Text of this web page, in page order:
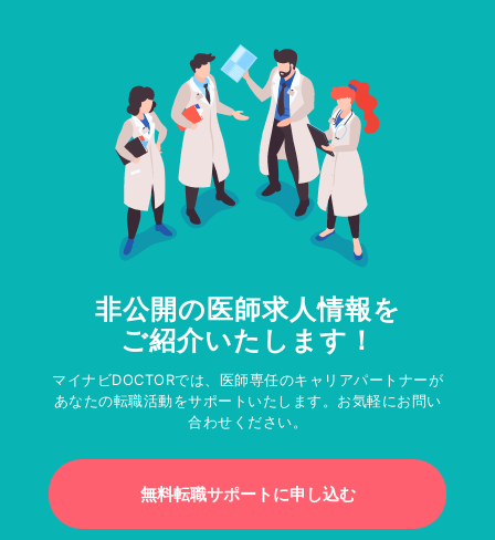
非公開の医師求人情報を
ご紹介いたします！
マイナビDOCTORでは、医師専任のキャリアパートナーが
あなたの転職活動をサポートいたします。お気軽にお問い
合わせください。
無料転職サポートに申し込む